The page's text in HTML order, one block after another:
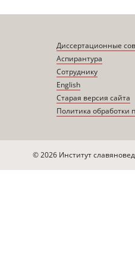
Диссертационные
Аспирантура
Сотруднику
English
Старая версия сайта
Политика обработки
© 2026 Институт